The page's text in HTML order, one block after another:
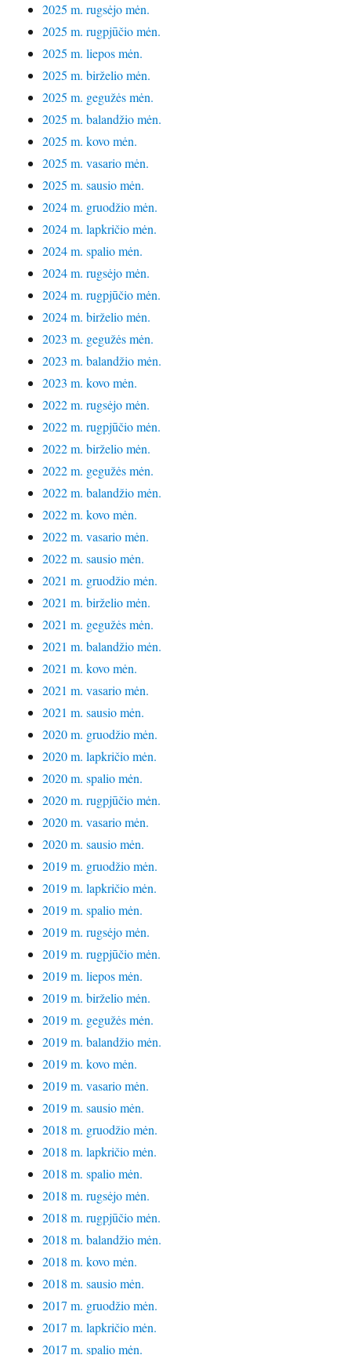
2025 m. rugsėjo mėn.
2025 m. rugpjūčio mėn.
2025 m. liepos mėn.
2025 m. birželio mėn.
2025 m. gegužės mėn.
2025 m. balandžio mėn.
2025 m. kovo mėn.
2025 m. vasario mėn.
2025 m. sausio mėn.
2024 m. gruodžio mėn.
2024 m. lapkričio mėn.
2024 m. spalio mėn.
2024 m. rugsėjo mėn.
2024 m. rugpjūčio mėn.
2024 m. birželio mėn.
2023 m. gegužės mėn.
2023 m. balandžio mėn.
2023 m. kovo mėn.
2022 m. rugsėjo mėn.
2022 m. rugpjūčio mėn.
2022 m. birželio mėn.
2022 m. gegužės mėn.
2022 m. balandžio mėn.
2022 m. kovo mėn.
2022 m. vasario mėn.
2022 m. sausio mėn.
2021 m. gruodžio mėn.
2021 m. birželio mėn.
2021 m. gegužės mėn.
2021 m. balandžio mėn.
2021 m. kovo mėn.
2021 m. vasario mėn.
2021 m. sausio mėn.
2020 m. gruodžio mėn.
2020 m. lapkričio mėn.
2020 m. spalio mėn.
2020 m. rugpjūčio mėn.
2020 m. vasario mėn.
2020 m. sausio mėn.
2019 m. gruodžio mėn.
2019 m. lapkričio mėn.
2019 m. spalio mėn.
2019 m. rugsėjo mėn.
2019 m. rugpjūčio mėn.
2019 m. liepos mėn.
2019 m. birželio mėn.
2019 m. gegužės mėn.
2019 m. balandžio mėn.
2019 m. kovo mėn.
2019 m. vasario mėn.
2019 m. sausio mėn.
2018 m. gruodžio mėn.
2018 m. lapkričio mėn.
2018 m. spalio mėn.
2018 m. rugsėjo mėn.
2018 m. rugpjūčio mėn.
2018 m. balandžio mėn.
2018 m. kovo mėn.
2018 m. sausio mėn.
2017 m. gruodžio mėn.
2017 m. lapkričio mėn.
2017 m. spalio mėn.